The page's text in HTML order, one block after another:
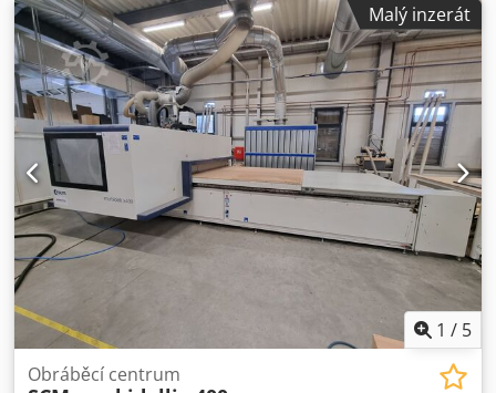
Malý inzerát
1 / 5
Obráběcí centrum